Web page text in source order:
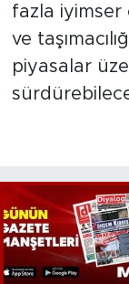
fazla
ve
piyasalar